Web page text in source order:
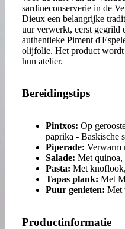
sardineconserverie in de
Dieux een belangrijke
uur verwerkt, eerst gegrild
authentieke Piment
olijfolie. Het product wordt
hun atelier.
Bereidingstips
Pintxos: Op
paprika - Baskische
Piperade: Verwarm
Salade: Met quinoa,
Pasta: Met
Tapas plank: Met
Puur genieten: Met
Productinformatie